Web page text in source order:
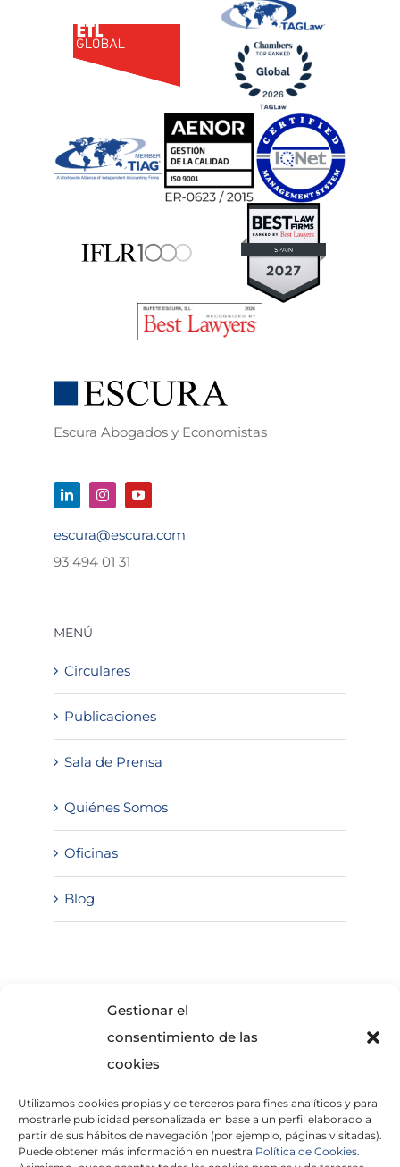
Gestionar el
consentimiento de las
cookies
Utilizamos cookies propias y de terceros para fines analíticos y para
mostrarle publicidad personalizada en base a un perfil elaborado a
partir de sus hábitos de navegación (por ejemplo, páginas visitadas).
Puede obtener más información en nuestra Política de Cookies.
Escura Abogados y Economistas
escura@escura.com
93 494 01 31
MENÚ
Circulares
Publicaciones
Sala de Prensa
Quiénes Somos
Oficinas
Blog